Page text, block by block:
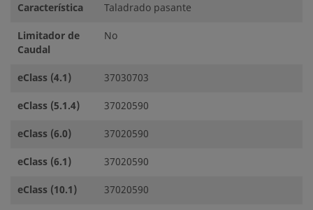
Característica
Taladrado pasante
Limitador de
Caudal
No
eClass (4.1)
37030703
eClass (5.1.4)
37020590
eClass (6.0)
37020590
eClass (6.1)
37020590
eClass (10.1)
37020590